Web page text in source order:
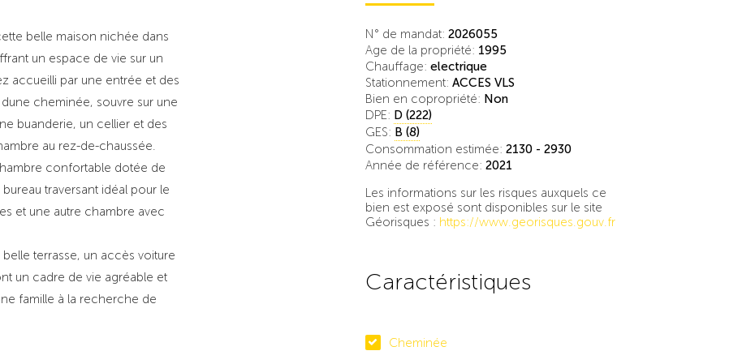
belle maison nichée dans
un espace de vie sur un
accueilli par une entrée et des
cheminée, souvre sur une
buanderie, un cellier et des
au rez-de-chaussée.
confortable dotée de
bureau traversant idéal pour le
et une autre chambre avec
terrasse, un accès voiture
un cadre de vie agréable et
famille à la recherche de
N° de mandat: 2026055
Age de la propriété: 1995
Chauffage: electrique
Stationnement: ACCES VLS
Bien en copropriété: Non
DPE: D (222)
GES: B (8)
Consommation estimée: 2130 - 2930
Année de référence: 2021
Les informations sur les risques auxquels ce
bien est exposé sont disponibles sur le site
Géorisques : https://www.georisques.gouv.fr
Caractéristiques
Cheminée